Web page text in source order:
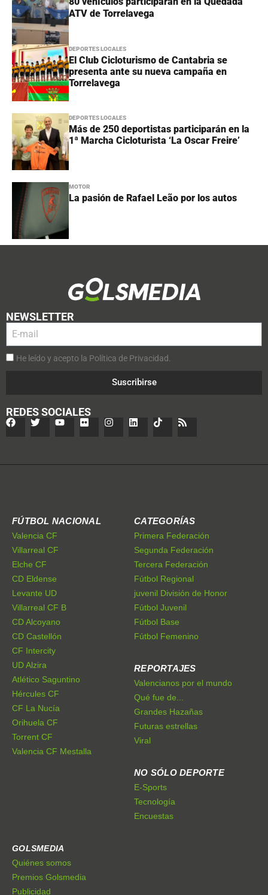
ATV de Torrelavega
DEPORTES LOCALES
El Club Cicloturismo de Cantabria se
presenta ante su nueva campaña en
Torrelavega
DEPORTES LOCALES
Más de 250 deportistas participarán en la
1ª Marcha Cicloturista ‘La Oscar Freire’
MOTOR
La pasión de Rafael Leão por los autos
NEWSLETTER
He leído y acepto la Política de Privacidad.
Suscribirse
REDES SOCIALES
FÚTBOL NACIONAL
Valencia CF
Villarreal CF
Elche CF
CD Eldense
Levante UD
Villarreal CF B
CD Alcoyano
CD Castellón
CF Intercity
UD Alzira
Atlético Saguntino
Hércules CF
CF La Nucía
Orihuela CF
Torrent CF
Valencia CF Mestalla
CATEGORÍAS
Primera Federación
Segunda Federación
Tercera Federación
Fútbol Regional
juvenil División de Honor
Fútbol Juvenil
Fútbol Base
Fútbol Femenino
REPORTAJES
Valencianos por el mundo
Qué fue de...
Grandes Hazañas
Futuras estrellas
Viral
NO SÓLO DEPORTE
E-Sports
Tecnología
Encuestas
GOLSMEDIA
Quiénes somos
Premios Golsmedia
Publicidad